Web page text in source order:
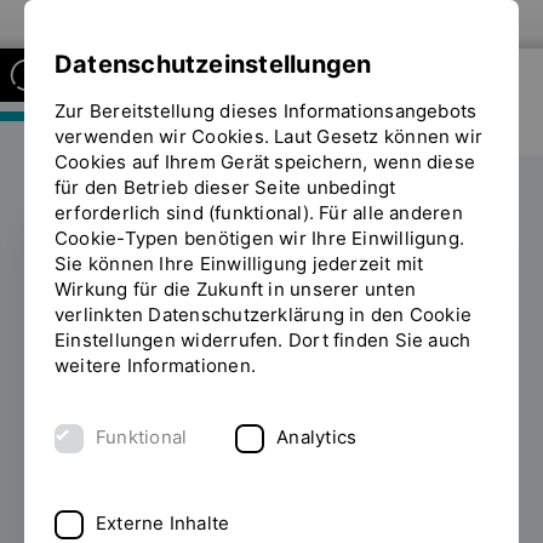
FAKULTÄT MASCHINENBAU
Auf dem Weg zum
Doktortitel
wissenschaftlicher Mitarbeiter im Labor
Finite-Elemente-Methode, erhält für sein
Stiftung der Deutschen Wirtschaft. Sein Ziel:
Datenschutzeinstellungen
Zur Bereitstellung dieses Informationsangebots
verwenden wir Cookies. Laut Gesetz können wir
Cookies auf Ihrem Gerät speichern, wenn diese
für den Betrieb dieser Seite unbedingt
erforderlich sind (funktional). Für alle anderen
Cookie-Typen benötigen wir Ihre Einwilligung.
Sie können Ihre Einwilligung jederzeit mit
Wirkung für die Zukunft in unserer unten
verlinkten Datenschutzerklärung in den Cookie
Einstellungen widerrufen. Dort finden Sie auch
weitere Informationen.
Funktional Analytics
Externe Inhalte